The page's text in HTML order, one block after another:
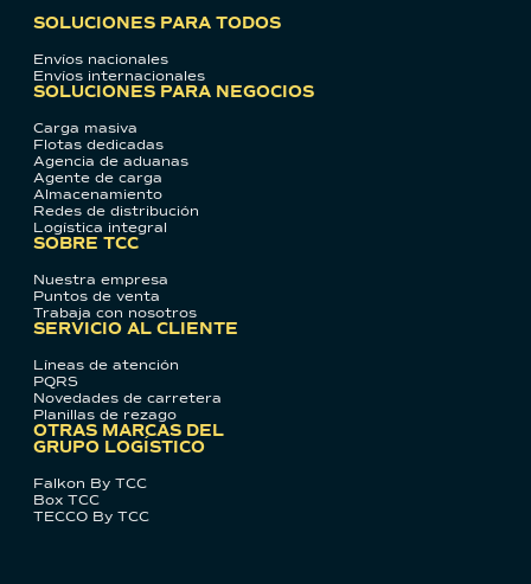
SOLUCIONES PARA TODOS
Envíos nacionales
Envíos internacionales
SOLUCIONES PARA NEGOCIOS
Carga masiva
Flotas dedicadas
Agencia de aduanas
Agente de carga
Almacenamiento
Redes de distribución
Logística integral
SOBRE TCC
Nuestra empresa
Puntos de venta
Trabaja con nosotros
SERVICIO AL CLIENTE
Líneas de atención
PQRS
Novedades de carretera
Planillas de rezago
OTRAS MARCAS DEL
GRUPO LOGÍSTICO
Falkon By TCC
Box TCC
TECCO By TCC